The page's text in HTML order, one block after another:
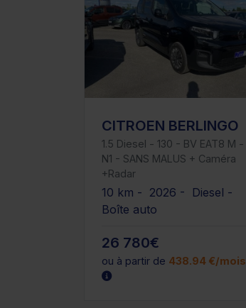
CITROEN BERLINGO
1.5 Diesel - 130 - BV EAT8 M -
N1 - SANS MALUS + Caméra
+Radar
10 km - 2026 - Diesel -
Boîte auto
26 780€
ou à partir de 438.94 €/mois